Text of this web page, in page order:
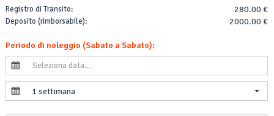
Registro di Transito: 280.00 €
Deposito (rimborsabile): 2000.00 €
Periodo di noleggio (Sabato a Sabato):
1 settimana